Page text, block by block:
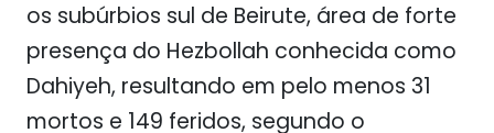
os subúrbios sul de Beirute, área de forte
presença do Hezbollah conhecida como
Dahiyeh, resultando em pelo menos 31
mortos e 149 feridos, segundo o